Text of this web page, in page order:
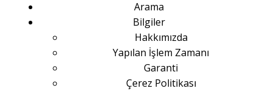
Arama
Bilgiler
Hakkımızda
Yapılan İşlem Zamanı
Garanti
Çerez Politikası